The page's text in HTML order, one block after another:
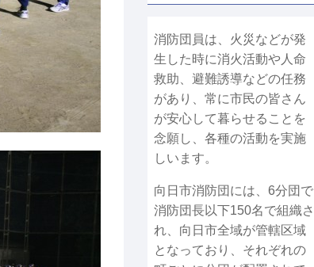
消防団員は、火災などが発
生した時に消火活動や人命
救助、避難誘導などの任務
があり、常に市民の皆さん
が安心して暮らせることを
念願し、各種の活動を実施
しいます。
向日市消防団には、6分団で
消防団長以下150名で組織さ
れ、向日市全域が管轄区域
となっており、それぞれの